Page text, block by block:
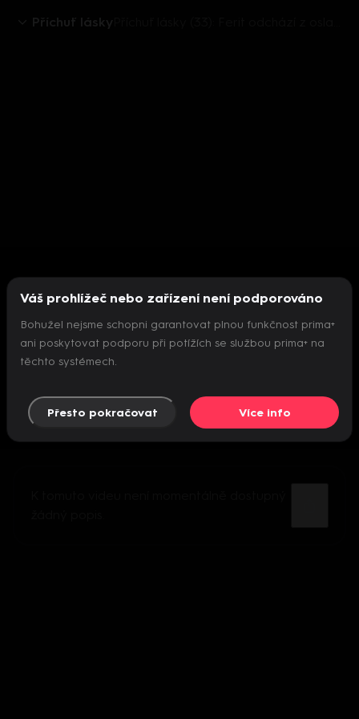
Příchuť lásky
Nepodařilo se inicializovat přehrávač
Váš prohlížeč nebo zařízení není podporováno
Bohužel nejsme schopni garantovat plnou funkčnost prima+
ani poskytovat podporu při potížích se službou prima+ na
těchto systémech.
Přesto pokračovat Více info